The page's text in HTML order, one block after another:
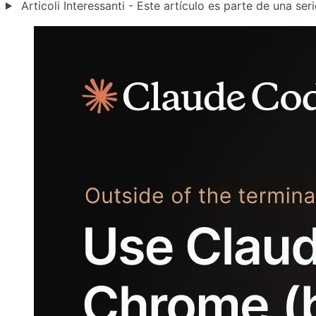
Articoli Interessanti - Este artículo es parte de una